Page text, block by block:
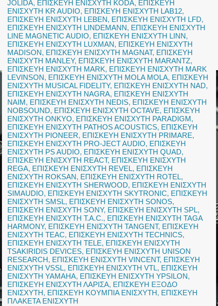
JOLIDA, ΕΠΙΣΚΕΥΗ ΕΝΙΣΧΥΤΗ KODA, ΕΠΙΣΚΕΥΗ
ΕΝΙΣΧΥΤΗ KR AUDIO, ΕΠΙΣΚΕΥΗ ΕΝΙΣΧΥΤΗ LAB12,
ΕΠΙΣΚΕΥΗ ΕΝΙΣΧΥΤΗ LEBEN, ΕΠΙΣΚΕΥΗ ΕΝΙΣΧΥΤΗ LFD,
ΕΠΙΣΚΕΥΗ ΕΝΙΣΧΥΤΗ LINDEMANN, ΕΠΙΣΚΕΥΗ ΕΝΙΣΧΥΤΗ
LINE MAGNETIC AUDIO, ΕΠΙΣΚΕΥΗ ΕΝΙΣΧΥΤΗ LINN,
ΕΠΙΣΚΕΥΗ ΕΝΙΣΧΥΤΗ LUXMAN, ΕΠΙΣΚΕΥΗ ΕΝΙΣΧΥΤΗ
MADISON, ΕΠΙΣΚΕΥΗ ΕΝΙΣΧΥΤΗ MAGNAT, ΕΠΙΣΚΕΥΗ
ΕΝΙΣΧΥΤΗ MANLEY, ΕΠΙΣΚΕΥΗ ΕΝΙΣΧΥΤΗ MARANTZ,
ΕΠΙΣΚΕΥΗ ΕΝΙΣΧΥΤΗ MARK, ΕΠΙΣΚΕΥΗ ΕΝΙΣΧΥΤΗ MARK
LEVINSON, ΕΠΙΣΚΕΥΗ ΕΝΙΣΧΥΤΗ MOLA MOLA, ΕΠΙΣΚΕΥΗ
ΕΝΙΣΧΥΤΗ MUSICAL FIDELITY, ΕΠΙΣΚΕΥΗ ΕΝΙΣΧΥΤΗ NAD,
ΕΠΙΣΚΕΥΗ ΕΝΙΣΧΥΤΗ NAGRA, ΕΠΙΣΚΕΥΗ ΕΝΙΣΧΥΤΗ
NAIM, ΕΠΙΣΚΕΥΗ ΕΝΙΣΧΥΤΗ NEDIS, ΕΠΙΣΚΕΥΗ ΕΝΙΣΧΥΤΗ
NOBSOUND, ΕΠΙΣΚΕΥΗ ΕΝΙΣΧΥΤΗ OCTAVE, ΕΠΙΣΚΕΥΗ
ΕΝΙΣΧΥΤΗ ONKYO, ΕΠΙΣΚΕΥΗ ΕΝΙΣΧΥΤΗ PARADIGM,
ΕΠΙΣΚΕΥΗ ΕΝΙΣΧΥΤΗ PATHOS ACOUSTICS, ΕΠΙΣΚΕΥΗ
ΕΝΙΣΧΥΤΗ PIONEER, ΕΠΙΣΚΕΥΗ ΕΝΙΣΧΥΤΗ PRIMARE,
ΕΠΙΣΚΕΥΗ ΕΝΙΣΧΥΤΗ PRO-JECT AUDIO, ΕΠΙΣΚΕΥΗ
ΕΝΙΣΧΥΤΗ PS AUDIO, ΕΠΙΣΚΕΥΗ ΕΝΙΣΧΥΤΗ QUAD,
ΕΠΙΣΚΕΥΗ ΕΝΙΣΧΥΤΗ REACT, ΕΠΙΣΚΕΥΗ ΕΝΙΣΧΥΤΗ
REGA, ΕΠΙΣΚΕΥΗ ΕΝΙΣΧΥΤΗ REVEL, ΕΠΙΣΚΕΥΗ
ΕΝΙΣΧΥΤΗ ROKSAN, ΕΠΙΣΚΕΥΗ ΕΝΙΣΧΥΤΗ ROTEL,
ΕΠΙΣΚΕΥΗ ΕΝΙΣΧΥΤΗ SHERWOOD, ΕΠΙΣΚΕΥΗ ΕΝΙΣΧΥΤΗ
SIMAUDIO, ΕΠΙΣΚΕΥΗ ΕΝΙΣΧΥΤΗ SKYTRONIC, ΕΠΙΣΚΕΥΗ
ΕΝΙΣΧΥΤΗ SMSL, ΕΠΙΣΚΕΥΗ ΕΝΙΣΧΥΤΗ SONOS,
ΕΠΙΣΚΕΥΗ ΕΝΙΣΧΥΤΗ SONY, ΕΠΙΣΚΕΥΗ ΕΝΙΣΧΥΤΗ SPL,
ΕΠΙΣΚΕΥΗ ΕΝΙΣΧΥΤΗ T.A.C., ΕΠΙΣΚΕΥΗ ΕΝΙΣΧΥΤΗ TAGA
HARMONY, ΕΠΙΣΚΕΥΗ ΕΝΙΣΧΥΤΗ TANGENT, ΕΠΙΣΚΕΥΗ
ΕΝΙΣΧΥΤΗ TEAC, ΕΠΙΣΚΕΥΗ ΕΝΙΣΧΥΤΗ TECHNICS,
ΕΠΙΣΚΕΥΗ ΕΝΙΣΧΥΤΗ TELE, ΕΠΙΣΚΕΥΗ ΕΝΙΣΧΥΤΗ
TSAKIRIDIS DEVICES, ΕΠΙΣΚΕΥΗ ΕΝΙΣΧΥΤΗ UNISON
RESEARCH, ΕΠΙΣΚΕΥΗ ΕΝΙΣΧΥΤΗ VINCENT, ΕΠΙΣΚΕΥΗ
ΕΝΙΣΧΥΤΗ VSSL, ΕΠΙΣΚΕΥΗ ΕΝΙΣΧΥΤΗ VTL, ΕΠΙΣΚΕΥΗ
ΕΝΙΣΧΥΤΗ YAMAHA, ΕΠΙΣΚΕΥΗ ΕΝΙΣΧΥΤΗ YPSILON,
ΕΠΙΣΚΕΥΗ ΕΝΙΣΧΥΤΗ ΛΑΡΙΣΑ, ΕΠΙΣΚΕΥΗ ΕΞΟΔΟ
ΕΝΙΣΧΥΤΗ, ΕΠΙΣΚΕΥΗ ΚΟΥΜΠΙΑ ΕΝΙΣΧΥΤΗ, ΕΠΙΣΚΕΥΗ
ΠΛΑΚΕΤΑ ΕΝΙΣΧΥΤΗ